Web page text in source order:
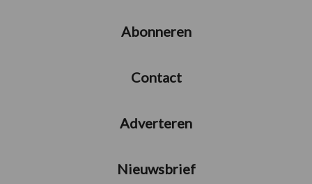
Abonneren
Contact
Adverteren
Nieuwsbrief